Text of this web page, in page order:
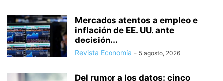
Mercados atentos a empleo e
inflación de EE. UU. ante
decisión...
Revista Economía - 5 agosto, 2026
Del rumor a los datos: cinco